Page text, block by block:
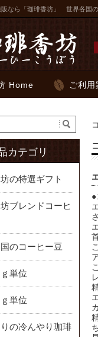
販なら「珈琲香坊」 世界各国
Home ご利用
カテゴリ
の特選ギフト
ブレンドコーヒ
のコーヒー豆
単位
単位
の冷んやり珈琲